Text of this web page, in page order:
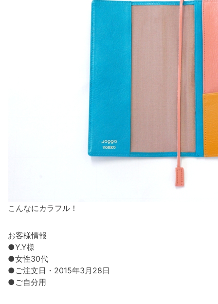
こんなにカラフル！
お客様情報
●Y.Y様
●女性30代
●ご注文日・2015年3月28日
●ご自分用